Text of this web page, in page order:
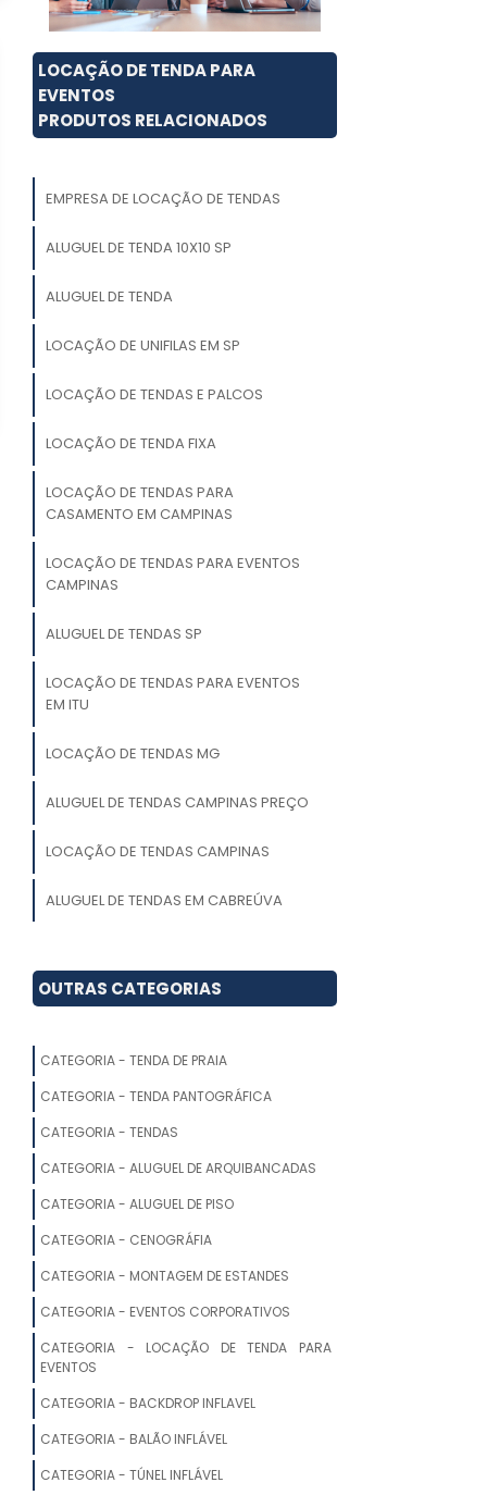
LOCAÇÃO DE TENDA PARA
EVENTOS
PRODUTOS RELACIONADOS
EMPRESA DE LOCAÇÃO DE TENDAS
ALUGUEL DE TENDA 10X10 SP
ALUGUEL DE TENDA
LOCAÇÃO DE UNIFILAS EM SP
LOCAÇÃO DE TENDAS E PALCOS
LOCAÇÃO DE TENDA FIXA
LOCAÇÃO DE TENDAS PARA
CASAMENTO EM CAMPINAS
LOCAÇÃO DE TENDAS PARA EVENTOS
CAMPINAS
ALUGUEL DE TENDAS SP
LOCAÇÃO DE TENDAS PARA EVENTOS
EM ITU
LOCAÇÃO DE TENDAS MG
ALUGUEL DE TENDAS CAMPINAS PREÇO
LOCAÇÃO DE TENDAS CAMPINAS
ALUGUEL DE TENDAS EM CABREÚVA
BALCÃO
ALUGUEL DE TENDAS PARA EVENTOS SP
ARMAZENAGEM
LOCAÇÃO DE TENDA PIRAMIDE
ALUGUEL TENDA DE CRISTAL
LOCAÇÃO DE TENDAS EM SP
ALUGUEL DE TENDAS MG
ALUGUEL DE TENDAS SP PREÇO
OUTRAS CATEGORIAS
CATEGORIA - TENDA DE PRAIA
CATEGORIA - TENDA PANTOGRÁFICA
CATEGORIA - TENDAS
CATEGORIA - ALUGUEL DE ARQUIBANCADAS
CATEGORIA - ALUGUEL DE PISO
CATEGORIA - CENOGRÁFIA
CATEGORIA - MONTAGEM DE ESTANDES
CATEGORIA - EVENTOS CORPORATIVOS
CATEGORIA - LOCAÇÃO DE TENDA PARA
EVENTOS
CATEGORIA - BACKDROP INFLAVEL
CATEGORIA - BALÃO INFLÁVEL
CATEGORIA - TÚNEL INFLÁVEL